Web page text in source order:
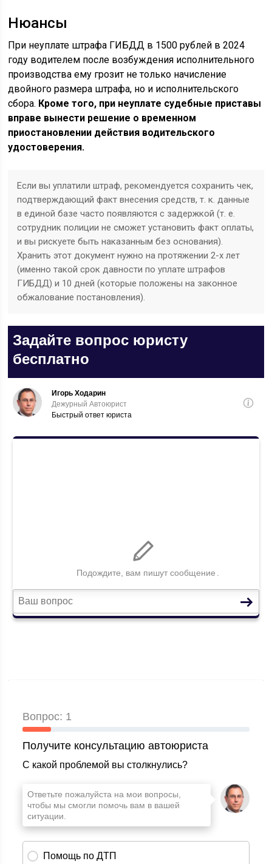
Нюансы
При неуплате штрафа ГИБДД в 1500 рублей в 2024
году водителем после возбуждения исполнительного
производства ему грозит не только начисление
двойного размера штрафа, но и исполнительского
сбора. Кроме того, при неуплате судебные приставы
вправе вынести решение о временном
приостановлении действия водительского
удостоверения.
Если вы уплатили штраф, рекомендуется сохранить чек,
подтверждающий факт внесения средств, т. к. данные
в единой базе часто появляются с задержкой (т. е.
сотрудник полиции не сможет установить факт оплаты,
и вы рискуете быть наказанным без основания).
Хранить этот документ нужно на протяжении 2-х лет
(именно такой срок давности по уплате штрафов
ГИБДД) и 10 дней (которые положены на законное
обжалование постановления).